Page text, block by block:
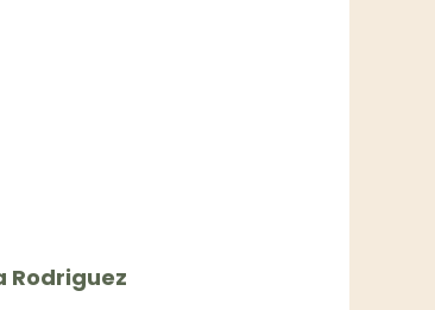
Rodriguez